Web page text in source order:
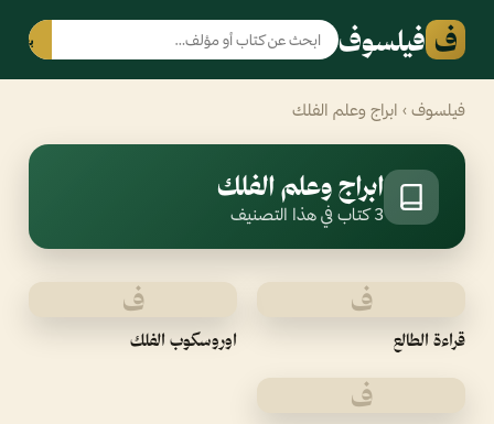
ف فيلسوف بحث
فيلسوف › ابراج وعلم الفلك
ابراج وعلم الفلك
3 كتاب في هذا التصنيف
ف
قراءة الطالع
ف
اوروسكوب الفلك
ف